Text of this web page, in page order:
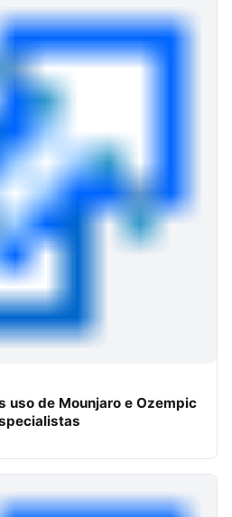
uso de Mounjaro e Ozempic